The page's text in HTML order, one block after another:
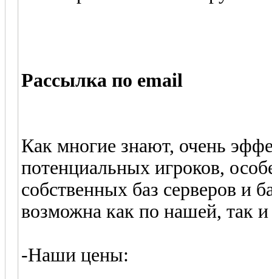
Рассылка по email
Как многие знают, очень
потенциальных игроков,
собственных баз серверов и
возможна как по нашей, так
-Наши цены: